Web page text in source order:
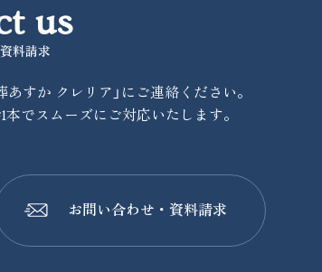
us
料請求
すか クレリア」にご連絡ください。
でスムーズにご対応いたします。
📩
お問い合わせ・資料請求